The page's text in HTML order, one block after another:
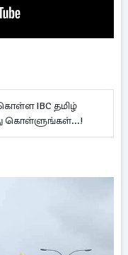
IBC தமிழ்
கொள்ளுங்கள்...!